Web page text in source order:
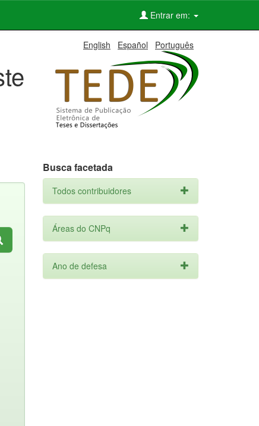
Entrar em:
English Español Português
Busca facetada
Todos contribuidores
Áreas do CNPq
Ano de defesa